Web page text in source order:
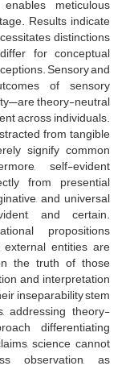
meticulous
Results indicate
distinctions
for conceptual
Sensory and
of sensory
theory-neutral
across individuals.
from tangible
signify common
self-evident
from presential
and universal
and certain.
propositions
entities are
the truth of those
and interpretation
inseparability stem
addressing theory-
differentiating
science cannot
observation, as